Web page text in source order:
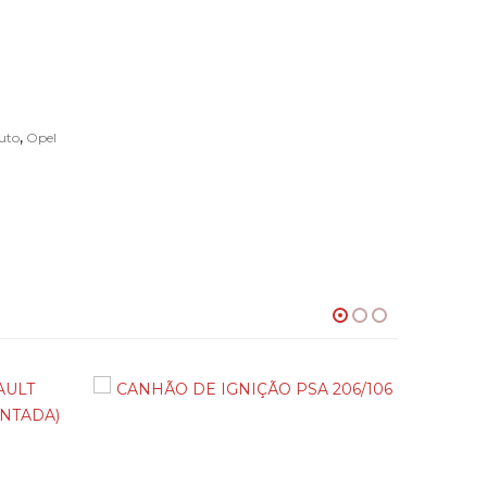
, Opel